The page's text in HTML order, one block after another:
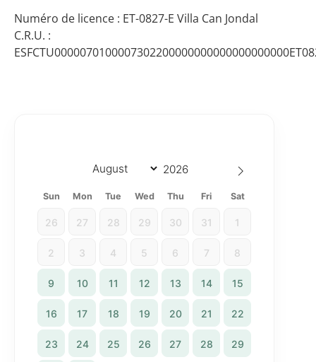
Numéro de licence : ET-0827-E Villa Can Jondal
C.R.U. :
Sun Mon Tue Wed Thu Fri Sat
26 27 28 29 30 31 1
2 3 4 5 6 7 8
9 10 11 12 13 14 15
16 17 18 19 20 21 22
23 24 25 26 27 28 29